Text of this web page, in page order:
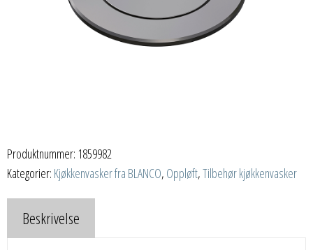
Produktnummer: 1859982
Kategorier: Kjøkkenvasker fra BLANCO, Oppløft,Tilbehør kjøkkenvasker
Beskrivelse